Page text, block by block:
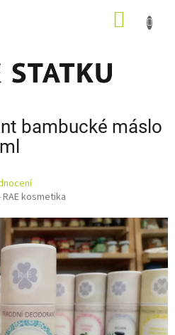
bambucké máslo
kosmetika